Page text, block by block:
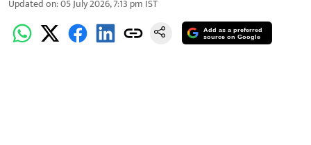
Updated on:05 July 2026, 7:13 pm IST
Add as a preferred
source on Google